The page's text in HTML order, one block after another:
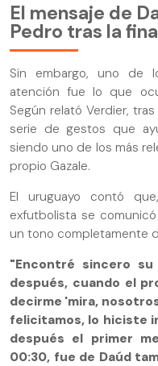
El mensaje de
Pedro tras la
Sin embargo, uno de
atención fue lo que
Según relató Verdier,
serie de gestos que
siendo uno de los más
propio Gazale.
El uruguayo contó
exfutbolista se
un tono completamente
"Encontré sincero
después, cuando el
decirme 'mira,
felicitamos, lo hiciste
después el primer
00:30, fue de Daúd